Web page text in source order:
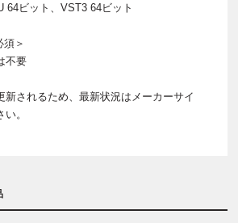
64ビット、VST3 64ビット
須＞
不要
されるため、最新状況はメーカーサイ
。